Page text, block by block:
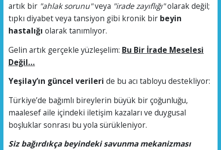
artık bir "ahlak sorunu"veya "irade zayıflığı"olarak değil;
tıpkı diyabet veya tansiyon gibi kronik bir beyin
hastalığı olarak tanımlıyor.
Gelin artık gerçekle yüzleşelim: Bu Bir İrade Meselesi
Değil…
Yeşilay’ın güncel verileri de bu acı tabloyu destekliyor:
Türkiye’de bağımlı bireylerin büyük bir çoğunluğu,
maalesef aile içindeki iletişim kazaları ve duygusal
boşluklar sonrası bu yola sürükleniyor.
Siz bağırdıkça beyindeki savunma mekanizması